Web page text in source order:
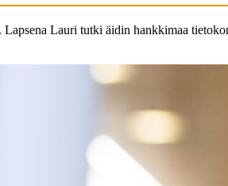
Lauri tutki äidin hankkimaa